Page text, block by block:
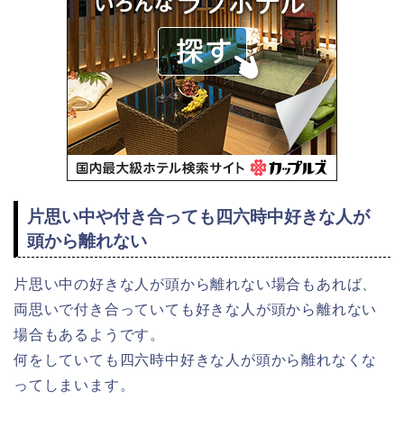
片思い中や付き合っても四六時中好きな人が
頭から離れない
片思い中の好きな人が頭から離れない場合もあれば、
両思いで付き合っていても好きな人が頭から離れない
場合もあるようです。
何をしていても四六時中好きな人が頭から離れなくな
ってしまいます。